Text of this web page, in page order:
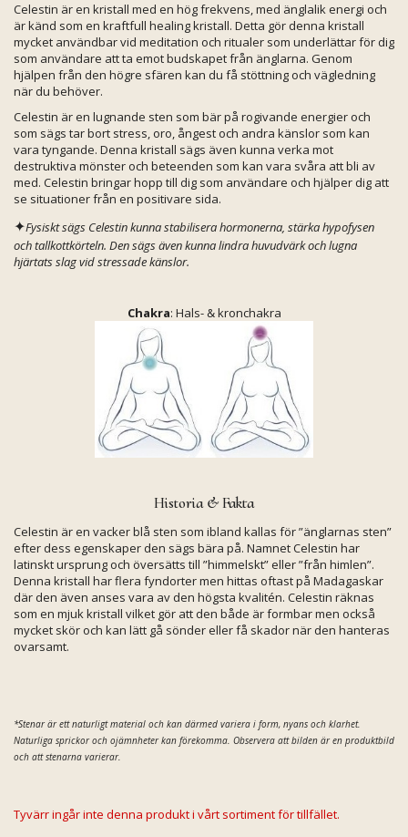
Celestin är en kristall med en hög frekvens, med änglalik energi och
är känd som en kraftfull healing kristall. Detta gör denna kristall
mycket användbar vid meditation och ritualer som underlättar för dig
som användare att ta emot budskapet från änglarna. Genom
hjälpen från den högre sfären kan du få stöttning och vägledning
när du behöver.
Celestin är en lugnande sten som bär på rogivande energier och
som sägs tar bort stress, oro, ångest och andra känslor som kan
vara tyngande. Denna kristall sägs även kunna verka mot
destruktiva mönster och beteenden som kan vara svåra att bli av
med. Celestin bringar hopp till dig som användare och hjälper dig att
se situationer från en positivare sida.
✦Fysiskt sägs Celestin kunna stabilisera hormonerna, stärka hypofysen
och tallkottkörteln. Den sägs även kunna lindra huvudvärk och lugna
hjärtats slag vid stressade känslor.
Chakra: Hals- & kronchakra
Historia & Fakta
Celestin är en vacker blå sten som ibland kallas för ”änglarnas sten”
efter dess egenskaper den sägs bära på. Namnet Celestin har
latinskt ursprung och översätts till ”himmelskt” eller ”från himlen”.
Denna kristall har flera fyndorter men hittas oftast på Madagaskar
där den även anses vara av den högsta kvalitén. Celestin räknas
som en mjuk kristall vilket gör att den både är formbar men också
mycket skör och kan lätt gå sönder eller få skador när den hanteras
ovarsamt.
*Stenar är ett naturligt material och kan därmed variera i form, nyans och klarhet.
Naturliga sprickor och ojämnheter kan förekomma. Observera att bilden är en produktbild
och att stenarna varierar.
Tyvärr ingår inte denna produkt i vårt sortiment för tillfället.